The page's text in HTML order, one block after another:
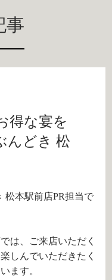
事
得な宴を
んどき 松
松本駅前店PR担当で
は、ご来店いただく
しんでいただきたく
ます。